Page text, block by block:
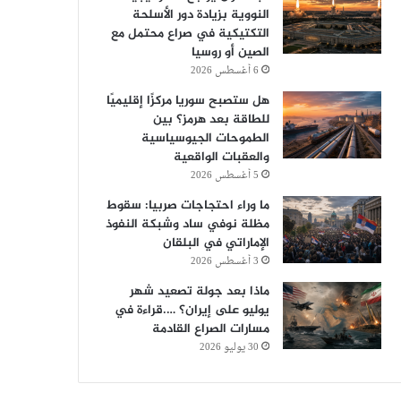
النووية بزيادة دور الأسلحة
التكتيكية في صراع محتمل مع
الصين أو روسيا
6 أغسطس 2026
هل ستصبح سوريا مركزًا إقليميًا
للطاقة بعد هرمز؟ بين
الطموحات الجيوسياسية
والعقبات الواقعية
5 أغسطس 2026
ما وراء احتجاجات صربيا: سقوط
مظلة نوفي ساد وشبكة النفوذ
الإماراتي في البلقان
3 أغسطس 2026
ماذا بعد جولة تصعيد شهر
يوليو على إيران؟ ….قراءة في
مسارات الصراع القادمة
30 يوليو 2026